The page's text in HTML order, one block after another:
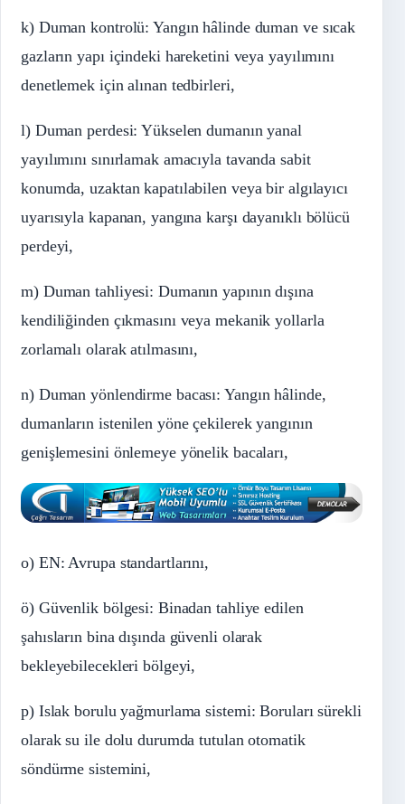
k) Duman kontrolü: Yangın hâlinde duman ve sıcak
gazların yapı içindeki hareketini veya yayılımını
denetlemek için alınan tedbirleri,
l) Duman perdesi: Yükselen dumanın yanal
yayılımını sınırlamak amacıyla tavanda sabit
konumda, uzaktan kapatılabilen veya bir algılayıcı
uyarısıyla kapanan, yangına karşı dayanıklı bölücü
perdeyi,
m) Duman tahliyesi: Dumanın yapının dışına
kendiliğinden çıkmasını veya mekanik yollarla
zorlamalı olarak atılmasını,
n) Duman yönlendirme bacası: Yangın hâlinde,
dumanların istenilen yöne çekilerek yangının
genişlemesini önlemeye yönelik bacaları,
o) EN: Avrupa standartlarını,
ö) Güvenlik bölgesi: Binadan tahliye edilen
şahısların bina dışında güvenli olarak
bekleyebilecekleri bölgeyi,
p) Islak borulu yağmurlama sistemi: Boruları sürekli
olarak su ile dolu durumda tutulan otomatik
söndürme sistemini,